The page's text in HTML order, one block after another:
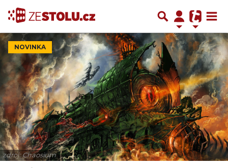
NOVINKA
zdroj: Chaosium